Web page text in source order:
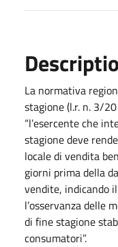
La normativa
stagione (l.r. n. 3/
“l’esercente che
stagione deve
locale di vendita
giorni prima della
vendite, indicando
l’osservanza delle
di fine stagione
consumatori”.